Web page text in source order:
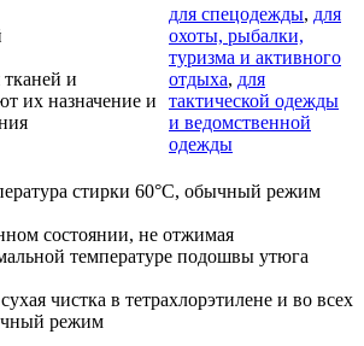
и
их назначение и
для спецодежды, для
охоты, рыбалки,
туризма и активного
отдыха, для
тактической одежды
и ведомственной
одежды
стирки 60°C, обычный режим
состоянии, не отжимая
температуре подошвы утюга
чистка в тетрахлорэтилене и во всех
режим